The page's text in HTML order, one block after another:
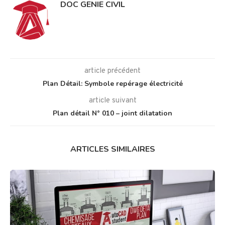
DOC GENIE CIVIL
article précédent
Plan Détail: Symbole repérage électricité
article suivant
Plan détail N° 010 – joint dilatation
ARTICLES SIMILAIRES